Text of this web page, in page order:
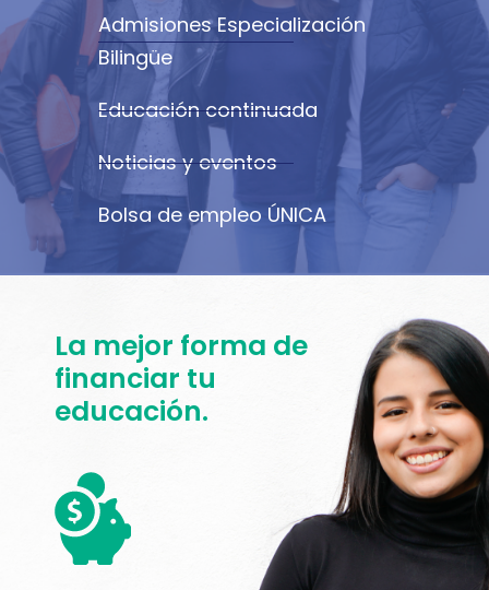
Admisiones Especialización
Bilingüe
Educación continuada
Noticias y eventos
Bolsa de empleo ÚNICA
La mejor forma de
financiar tu
educación.